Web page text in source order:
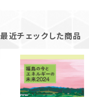
最近チェックした商品